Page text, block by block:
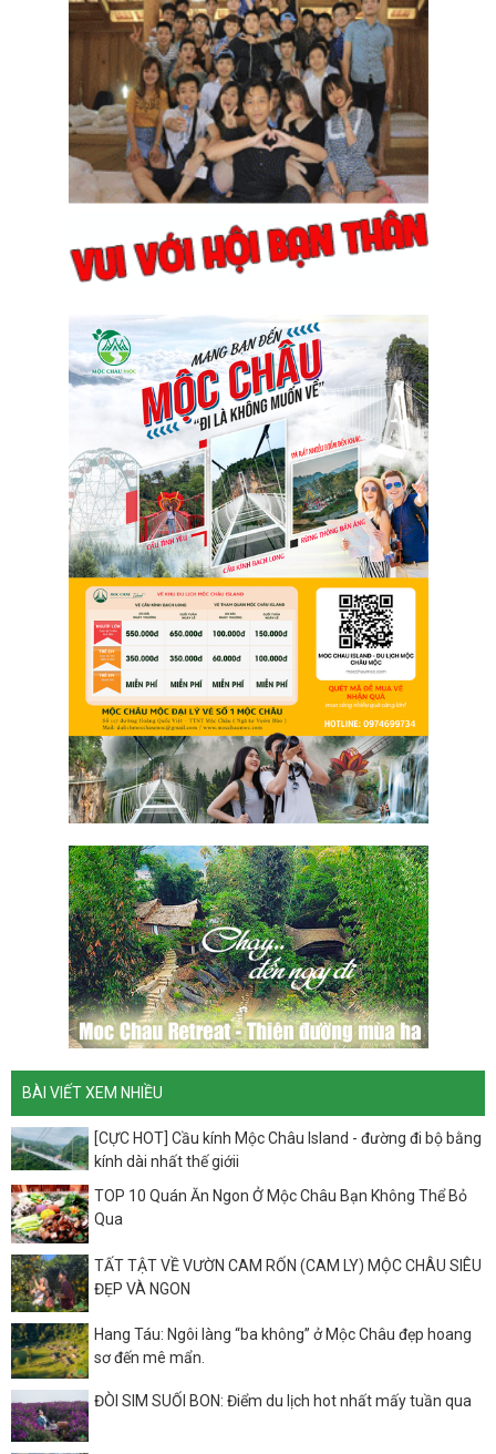
BÀI VIẾT XEM NHIỀU
[CỰC HOT] Cầu kính Mộc Châu Island - đường đi bộ bằng
kính dài nhất thế giớii
TOP 10 Quán Ăn Ngon Ở Mộc Châu Bạn Không Thể Bỏ
Qua
TẤT TẬT VỀ VƯỜN CAM RỐN (CAM LY) MỘC CHÂU SIÊU
ĐẸP VÀ NGON
Hang Táu: Ngôi làng “ba không” ở Mộc Châu đẹp hoang
sơ đến mê mẩn.
ĐÒI SIM SUỐI BON: Điểm du lịch hot nhất mấy tuần qua